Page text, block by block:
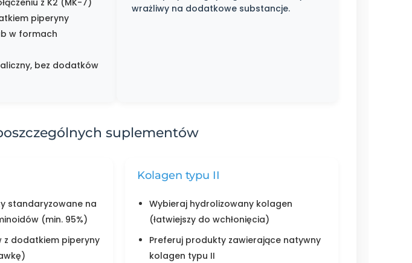
z K2 (MK-7)
piperyny
w formach
bez dodatków
wrażliwy na dodatkowe substancje.
suplementów
standaryzowane na
(min. 95%)
z dodatkiem piperyny
Kolagen typu II
Wybieraj hydrolizowany kolagen
(łatwiejszy do wchłonięcia)
Preferuj produkty zawierające natywny
kolagen typu II